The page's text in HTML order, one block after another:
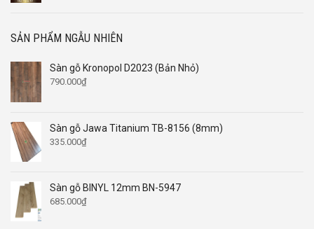
SẢN PHẨM NGẪU NHIÊN
Sàn gỗ Kronopol D2023 (Bản Nhỏ)
790.000₫
Sàn gỗ Jawa Titanium TB-8156 (8mm)
335.000₫
Sàn gỗ BINYL 12mm BN-5947
685.000₫